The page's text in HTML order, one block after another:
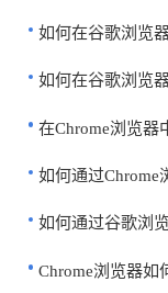
如何在谷歌浏览
如何在谷歌浏览
在Chrome浏览器
如何通过Chrome
如何通过谷歌浏
Chrome浏览器如